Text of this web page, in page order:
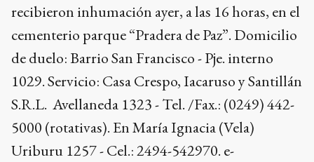
recibieron inhumación ayer, a las 16 horas, en el
cementerio parque “Pradera de Paz”. Domicilio
de duelo: Barrio San Francisco - Pje. interno
1029. Servicio: Casa Crespo, Iacaruso y Santillán
S.R.L. Avellaneda 1323 - Tel. /Fax.: (0249) 442-
5000 (rotativas). En María Ignacia (Vela)
Uriburu 1257 - Cel.: 2494-542970. e-